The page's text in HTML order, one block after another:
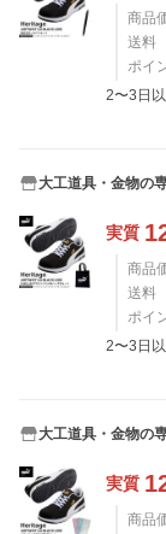
商品
送料
ポイ
2〜3日
大工道具・金物の
実質
商品
送料
ポイ
2〜3日
大工道具・金物の
実質
商品